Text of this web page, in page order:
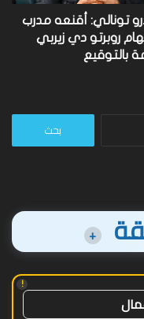
تونالي: أقنعه مدرب
روبرتو دي زيربي
بالتوقيع
البحث
+
!